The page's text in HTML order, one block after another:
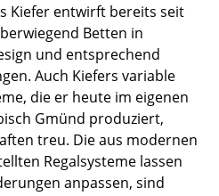
Kiefer entwirft bereits seit
Betten in
und entsprechend
Auch Kiefers variable
die er heute im eigenen
Gmünd produziert,
treu. Die aus modernen
Regalsysteme lassen
anpassen, sind